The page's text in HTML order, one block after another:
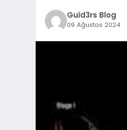
Guid3rs Blog
09 Ağustos 2024